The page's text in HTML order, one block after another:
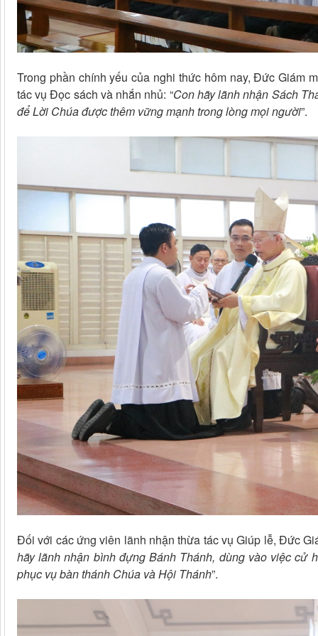
Trong phần chính yếu của nghi thức hôm nay, Đức Giám
tác vụ Đọc sách và nhắn nhủ: “Con hãy lãnh nhận Sách
để Lời Chúa được thêm vững mạnh trong lòng mọi người”.
Đối với các ứng viên lãnh nhận thừa tác vụ Giúp lễ, Đức
hãy lãnh nhận bình đựng Bánh Thánh, dùng vào việc cử
phục vụ bàn thánh Chúa và Hội Thánh”.